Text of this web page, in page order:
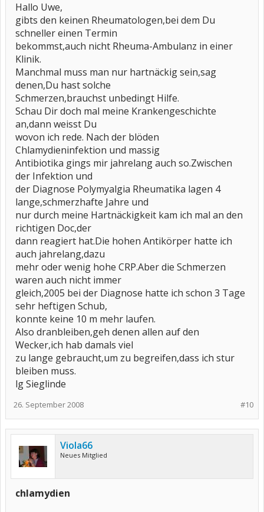
Hallo Uwe,
gibts den keinen Rheumatologen,bei dem Du
schneller einen Termin
bekommst,auch nicht Rheuma-Ambulanz in einer
Klinik.
Manchmal muss man nur hartnäckig sein,sag
denen,Du hast solche
Schmerzen,brauchst unbedingt Hilfe.
Schau Dir doch mal meine Krankengeschichte
an,dann weisst Du
wovon ich rede. Nach der blöden
Chlamydieninfektion und massig
Antibiotika gings mir jahrelang auch so.Zwischen
der Infektion und
der Diagnose Polymyalgia Rheumatika lagen 4
lange,schmerzhafte Jahre und
nur durch meine Hartnäckigkeit kam ich mal an den
richtigen Doc,der
dann reagiert hat.Die hohen Antikörper hatte ich
auch jahrelang,dazu
mehr oder wenig hohe CRP.Aber die Schmerzen
waren auch nicht immer
gleich,2005 bei der Diagnose hatte ich schon 3 Tage
sehr heftigen Schub,
konnte keine 10 m mehr laufen.
Also dranbleiben,geh denen allen auf den
Wecker,ich hab damals viel
zu lange gebraucht,um zu begreifen,dass ich stur
bleiben muss.
lg Sieglinde
#10
26. September 2008
Viola66
Neues Mitglied
chlamydien